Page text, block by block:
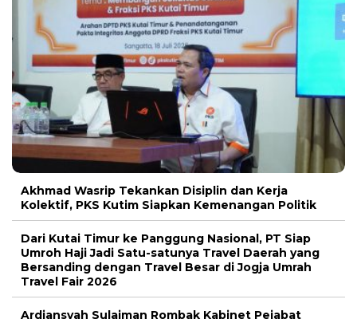
Akhmad Wasrip Tekankan Disiplin dan Kerja
Kolektif, PKS Kutim Siapkan Kemenangan Politik
Dari Kutai Timur ke Panggung Nasional, PT Siap
Umroh Haji Jadi Satu-satunya Travel Daerah yang
Bersanding dengan Travel Besar di Jogja Umrah
Travel Fair 2026
Ardiansyah Sulaiman Rombak Kabinet Pejabat